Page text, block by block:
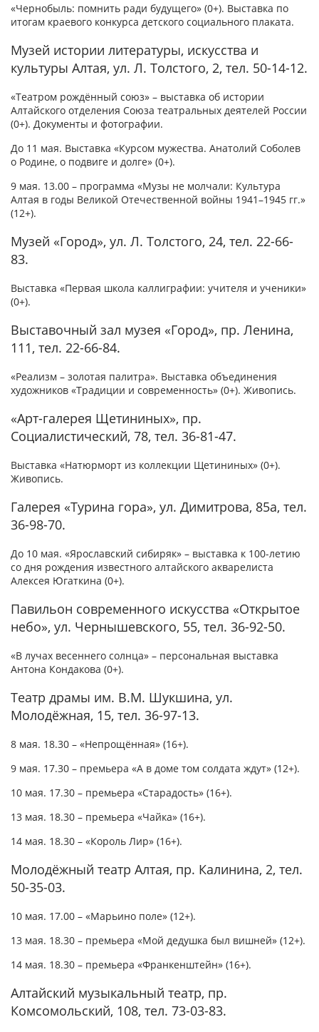
«Чернобыль: помнить ради будущего» (0+). Выставка по
итогам краевого конкурса детского социального плаката.
Музей истории литературы, искусства и
культуры Алтая, ул. Л. Толстого, 2, тел. 50-14-12.
«Театром рождённый союз» – выставка об истории
Алтайского отделения Союза театральных деятелей России
(0+). Документы и фотографии.
До 11 мая. Выставка «Курсом мужества. Анатолий Соболев
о Родине, о подвиге и долге» (0+).
9 мая. 13.00 – программа «Музы не молчали: Культура
Алтая в годы Великой Отечественной войны 1941–1945 гг.»
(12+).
Музей «Город», ул. Л. Толстого, 24, тел. 22-66-
83.
Выставка «Первая школа каллиграфии: учителя и ученики»
(0+).
Выставочный зал музея «Город», пр. Ленина,
111, тел. 22-66-84.
«Реализм – золотая палитра». Выставка объединения
художников «Традиции и современность» (0+). Живопись.
«Арт-галерея Щетининых», пр.
Социалистический, 78, тел. 36-81-47.
Выставка «Натюрморт из коллекции Щетининых» (0+).
Живопись.
Галерея «Турина гора», ул. Димитрова, 85а, тел.
36-98-70.
До 10 мая. «Ярославский сибиряк» – выставка к 100-летию
со дня рождения известного алтайского акварелиста
Алексея Югаткина (0+).
Павильон современного искусства «Открытое
небо», ул. Чернышевского, 55, тел. 36-92-50.
«В лучах весеннего солнца» – персональная выставка
Антона Кондакова (0+).
Театр драмы им. В.М. Шукшина, ул.
Молодёжная, 15, тел. 36-97-13.
8 мая. 18.30 – «Непрощённая» (16+).
9 мая. 17.30 – премьера «А в доме том солдата ждут» (12+).
10 мая. 17.30 – премьера «Старадость» (16+).
13 мая. 18.30 – премьера «Чайка» (16+).
14 мая. 18.30 – «Король Лир» (16+).
Молодёжный театр Алтая, пр. Калинина, 2, тел.
50-35-03.
10 мая. 17.00 – «Марьино поле» (12+).
13 мая. 18.30 – премьера «Мой дедушка был вишней» (12+).
14 мая. 18.30 – премьера «Франкенштейн» (16+).
Алтайский музыкальный театр, пр.
Комсомольский, 108, тел. 73-03-83.